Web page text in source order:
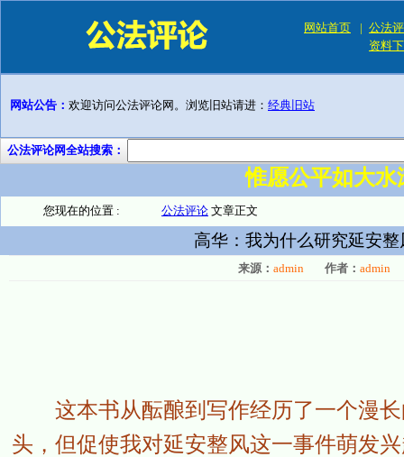
网站首页 | 公法
资料
网站公告： 欢迎访问公法评论网。浏览旧站请进： 经典旧站
公法评论网全站搜索：
惟愿公平如大
您现在的位置 : 公法评论 文章正文
高华：我为什么研究延安
来源： admin 作者： admin
这本书从酝酿到写作经历了一个漫长
头，但促使我对延安整风这一事件萌发